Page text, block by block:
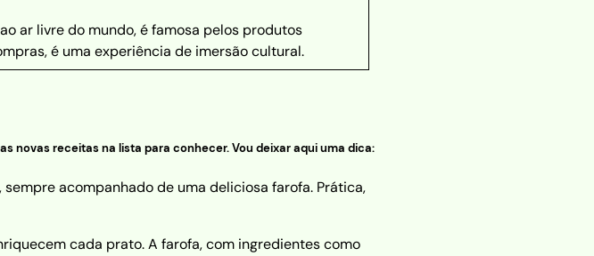
ar livre do mundo, é famosa pelos produtos
é uma experiência de imersão cultural.
novas receitas na lista para conhecer. Vou deixar aqui uma dica:
acompanhado de uma deliciosa farofa. Prática,
cada prato. A farofa, com ingredientes como